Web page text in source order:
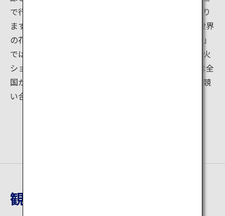
で行われる花火大会ですが、それぞれにテーマが異なり
ます。5月上旬に行われる「春の章」のテーマは、「世界
の花火と日本の花火」。10月上旬に行われる「秋の章」
では、花火と音楽のコラボレーションによる劇場型花火
ショーが楽しめます。3月下旬に行われる「冬の章」は全
国から選抜された若手花火師たちが技術性や創造性を競
い合う大会です。
観光地詳細